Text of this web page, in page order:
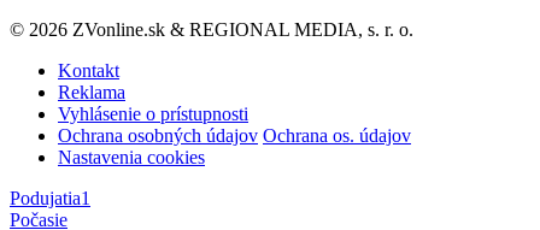
© 2026 ZVonline.sk & REGIONAL MEDIA, s. r. o.
Kontakt
Reklama
Vyhlásenie o prístupnosti
Ochrana osobných údajov Ochrana os. údajov
Nastavenia cookies
Podujatia1
Počasie